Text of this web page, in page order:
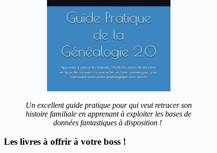
Un excellent guide pratique pour qui veut retracer son
histoire familiale en apprenant à exploiter les bases de
données fantastiques à disposition !
Les livres à offrir à votre boss !